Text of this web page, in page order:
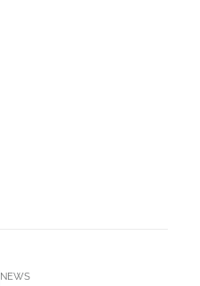
NEWS